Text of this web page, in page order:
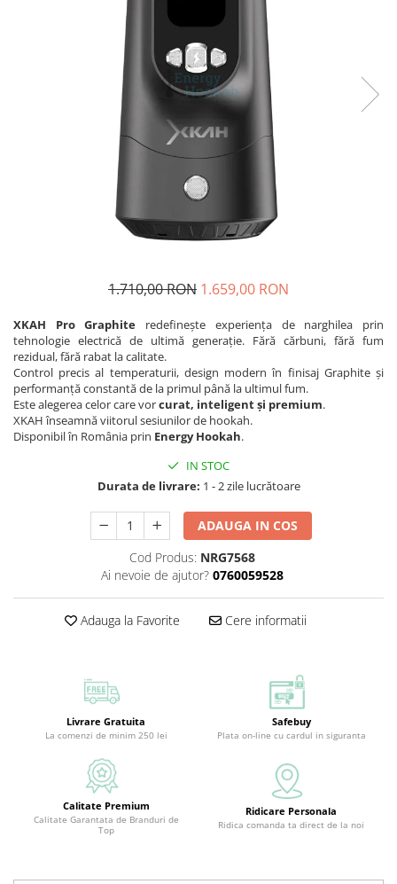
1.710,00 RON 1.659,00 RON
XKAH Pro Graphite redefinește experiența de narghilea prin
tehnologie electrică de ultimă generație. Fără cărbuni, fără fum
rezidual, fără rabat la calitate.
Control precis al temperaturii, design modern în finisaj Graphite și
performanță constantă de la primul până la ultimul fum.
Este alegerea celor care vorcurat, inteligent și premium.
XKAH înseamnă viitorul sesiunilor de hookah.
Disponibil în România prin Energy Hookah.
IN STOC
Durata de livrare: 1 - 2 zile lucrătoare
ADAUGA IN COS
Cod Produs: NRG7568
Ai nevoie de ajutor? 0760059528
Adauga la Favorite Cere informatii
Livrare Gratuita
La comenzi de minim 250 lei
Safebuy
Plata on-line cu cardul in siguranta
Calitate Premium
Calitate Garantata de Branduri de
Top
Ridicare Personala
Ridica comanda ta direct de la noi